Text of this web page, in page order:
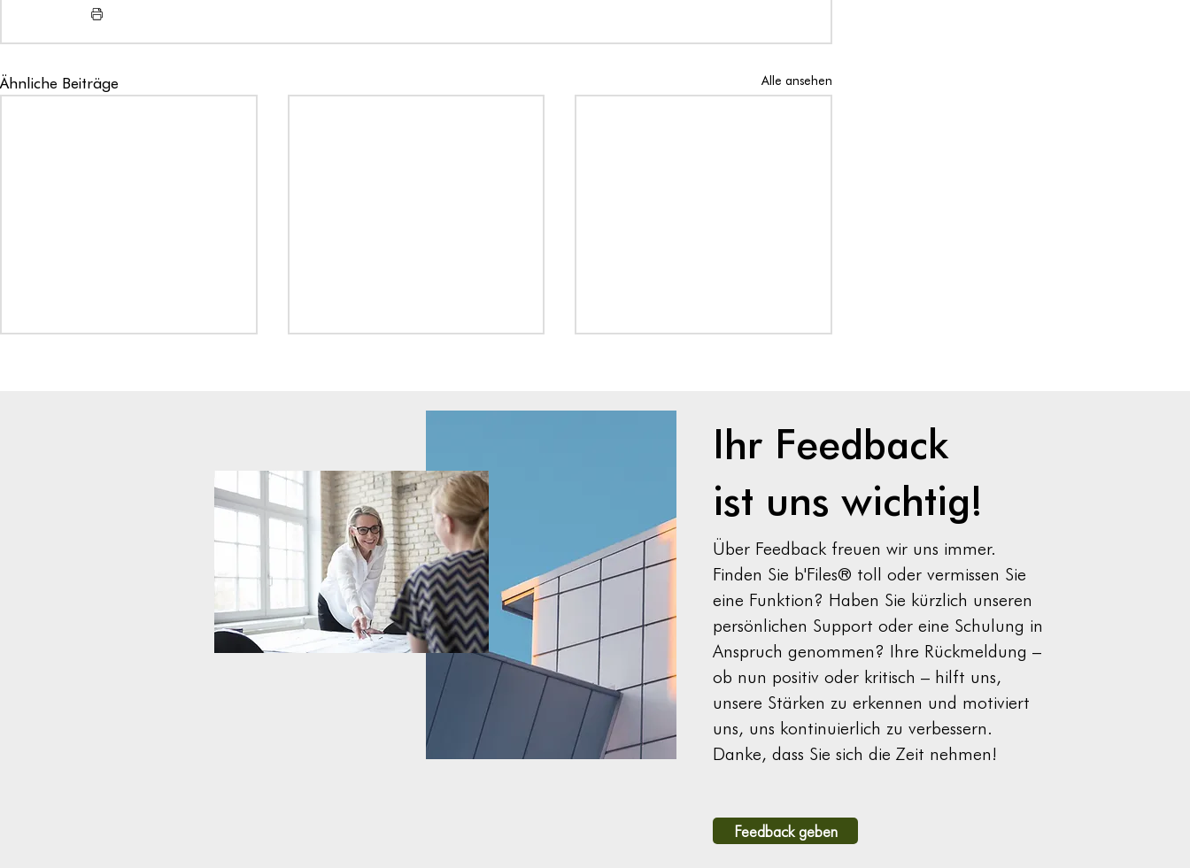
Ähnliche Beiträge Alle ansehen
FileMaker Versionen
Ausserordentliche
Lohnzahlungen
Ihr Feedback
ist uns wichtig!
Über Feedback freuen wir uns immer.
Finden Sie b'Files® toll oder vermissen Sie
eine Funktion? Haben Sie kürzlich unseren
persönlichen Support oder eine Schulung in
Anspruch genommen? Ihre Rückmeldung –
ob nun positiv oder kritisch – hilft uns,
unsere Stärken zu erkennen und motiviert
uns, uns kontinuierlich zu verbessern.
Danke, dass Sie sich die Zeit nehmen!
Feedback geben